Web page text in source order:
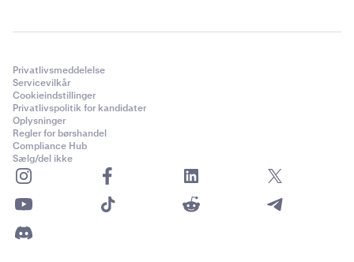
Privatlivsmeddelelse
Servicevilkår
Cookieindstillinger
Privatlivspolitik for kandidater
Oplysninger
Regler for børshandel
Compliance Hub
Sælg/del ikke